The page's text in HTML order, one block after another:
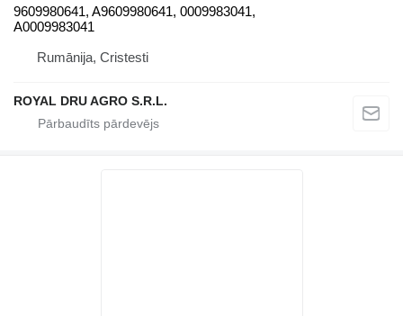
9609980641, A9609980641, 0009983041,
A0009983041
Rumānija, Cristesti
ROYAL DRU AGRO S.R.L.